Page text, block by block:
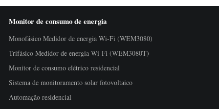
Monitor de consumo de energia
Monofásico Medidor de energia Wi-Fi (WEM3080)
Trifásico Medidor de energia Wi-Fi (WEM3080T)
Monitor de consumo elétrico residencial
Sistema de monitoramento solar fotovoltaico
Automação residencial